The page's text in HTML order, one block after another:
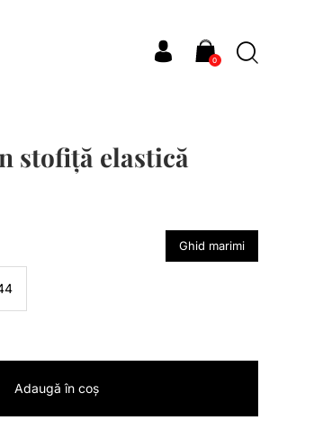
0
stofiță elastică
Ghid marimi
Adaugă în coș